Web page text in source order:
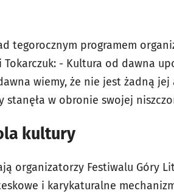
tegorocznym programem
- Kultura od dawna
wiemy, że nie jest żadną
stanęła w obronie swojej
kultury
organizatorzy Festiwalu Góry
i karykaturalne